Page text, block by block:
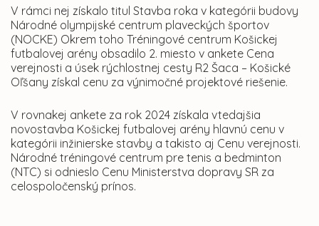
V rámci nej získalo titul Stavba roka v kategórii budovy
Národné olympijské centrum plaveckých športov
(NOCKE) Okrem toho Tréningové centrum Košickej
futbalovej arény obsadilo 2. miesto v ankete Cena
verejnosti a úsek rýchlostnej cesty R2 Šaca – Košické
Oľšany získal cenu za výnimočné projektové riešenie.
V rovnakej ankete za rok 2024 získala vtedajšia
novostavba Košickej futbalovej arény hlavnú cenu v
kategórii inžinierske stavby a takisto aj Cenu verejnosti.
Národné tréningové centrum pre tenis a bedminton
(NTC) si odnieslo Cenu Ministerstva dopravy SR za
celospoločenský prínos.